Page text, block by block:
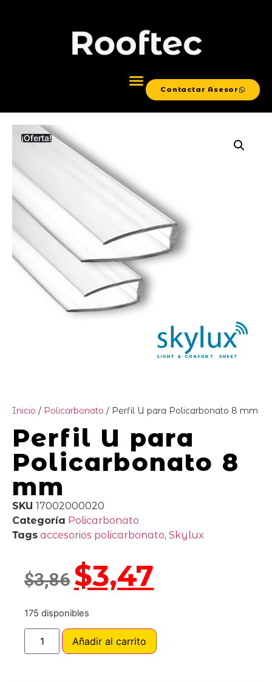
Contactar Asesor
¡Oferta!
Inicio / Policarbonato / Perfil U para Policarbonato 8 mm
Perfil U para
Policarbonato 8
mm
SKU 17002000020
Categoría Policarbonato
Tags accesorios policarbonato, Skylux
$3,86 $3,47
175 disponibles
Añadir al carrito